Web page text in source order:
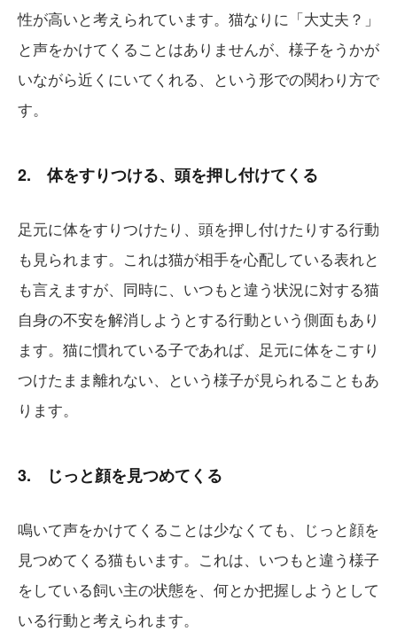
性が高いと考えられています。猫なりに「大丈夫？」
と声をかけてくることはありませんが、様子をうかが
いながら近くにいてくれる、という形での関わり方で
す。
2. 体をすりつける、頭を押し付けてくる
足元に体をすりつけたり、頭を押し付けたりする行動
も見られます。これは猫が相手を心配している表れと
も言えますが、同時に、いつもと違う状況に対する猫
自身の不安を解消しようとする行動という側面もあり
ます。猫に慣れている子であれば、足元に体をこすり
つけたまま離れない、という様子が見られることもあ
ります。
3. じっと顔を見つめてくる
鳴いて声をかけてくることは少なくても、じっと顔を
見つめてくる猫もいます。これは、いつもと違う様子
をしている飼い主の状態を、何とか把握しようとして
いる行動と考えられます。